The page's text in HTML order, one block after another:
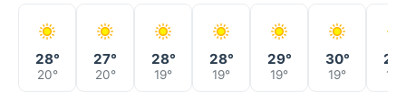
28°
20°
27°
20°
28°
19°
28°
19°
29°
19°
30°
19° 19°